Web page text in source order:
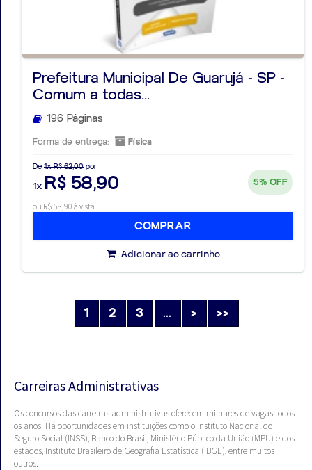
Prefeitura Municipal De Guarujá - SP -
Comum a todas...
196 Páginas
Forma de entrega: Física
De 1x R$ 62,00 por
1x R$ 58,90 5% OFF
ou R$ 58,90 à vista
COMPRAR
Adicionar ao carrinho
1 2 3 ... > >>
Carreiras Administrativas
Os concursos das carreiras administrativas oferecem milhares de vagas todos
os anos. Há oportunidades em instituições como o Instituto Nacional do
Seguro Social (INSS), Banco do Brasil, Ministério Público da União (MPU) e dos
estados, Instituto Brasileiro de Geografia Estatística (IBGE), entre muitos
outros.